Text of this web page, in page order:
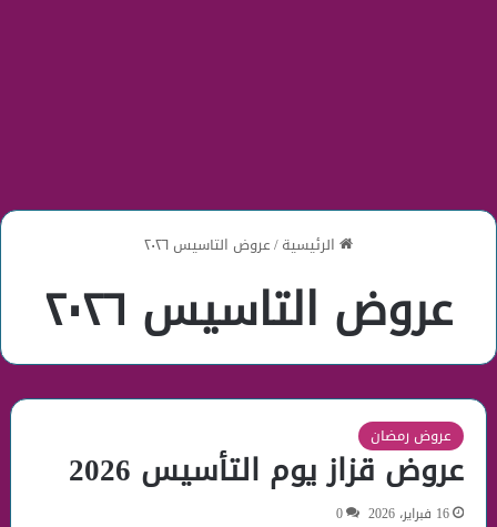
الرئيسية/عروض التاسيس ٢٠٢٦
عروض التاسيس ٢٠٢٦
عروض رمضان
عروض قزاز يوم التأسيس 2026
16 فبراير، 2026 0